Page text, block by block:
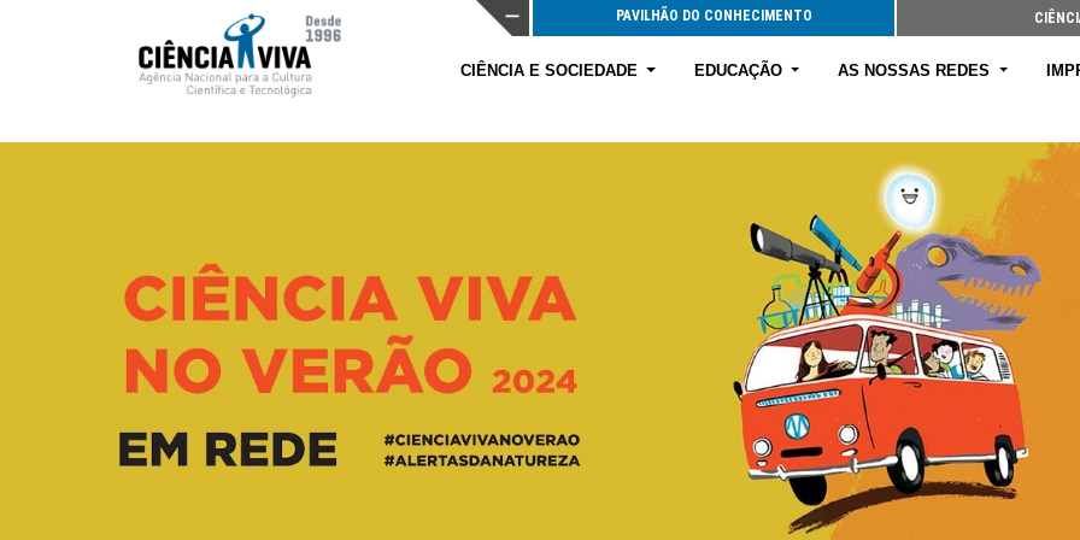
PAVILHÃO DO CONHECIMENTO
CIÊNCIA E SOCIEDADE EDUCAÇÃO AS NOSSAS REDES